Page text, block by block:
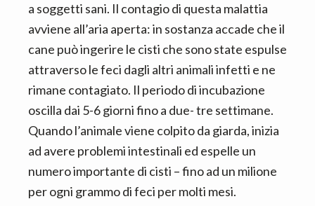
a soggetti sani. Il contagio di questa malattia
avviene all’aria aperta: in sostanza accade che il
cane può ingerire le cisti che sono state espulse
attraverso le feci dagli altri animali infetti e ne
rimane contagiato. Il periodo di incubazione
oscilla dai 5-6 giorni fino a due- tre settimane.
Quando l’animale viene colpito da giarda, inizia
ad avere problemi intestinali ed espelle un
numero importante di cisti – fino ad un milione
per ogni grammo di feci per molti mesi.